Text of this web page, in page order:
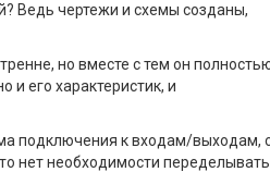
Ведь чертежи и схемы созданы,
но вместе с тем он
и его характеристик, и
подключения к входам/выходам,
нет необходимости